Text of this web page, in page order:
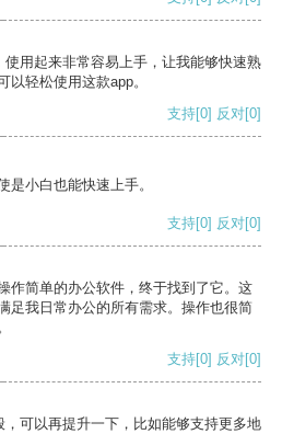
用起来非常容易上手，让我能够快速熟
以轻松使用这款app。
支持[0] 反对[0]
是小白也能快速上手。
支持[0] 反对[0]
作简单的办公软件，终于找到了它。这
足我日常办公的所有需求。操作也很简
支持[0] 反对[0]
可以再提升一下，比如能够支持更多地